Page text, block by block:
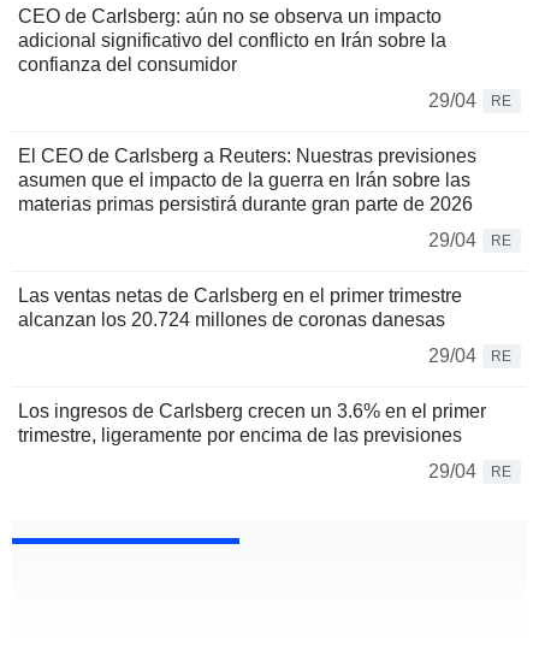
CEO de Carlsberg: aún no se observa un impacto
adicional significativo del conflicto en Irán sobre la
confianza del consumidor
29/04
RE
El CEO de Carlsberg a Reuters: Nuestras previsiones
asumen que el impacto de la guerra en Irán sobre las
materias primas persistirá durante gran parte de 2026
29/04
RE
Las ventas netas de Carlsberg en el primer trimestre
alcanzan los 20.724 millones de coronas danesas
29/04
RE
Los ingresos de Carlsberg crecen un 3.6% en el primer
trimestre, ligeramente por encima de las previsiones
29/04
RE